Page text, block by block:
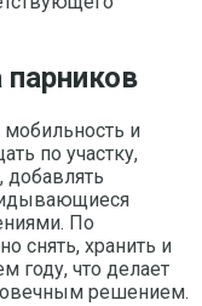
и
по участку,
По
снять, хранить и
году, что делает
решением.